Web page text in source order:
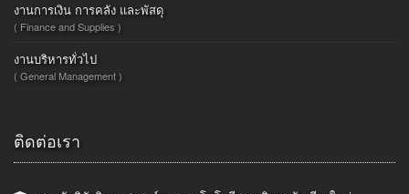
งานการเงิน การคลัง และพัสดุ
( Finance and Supplies )
งานบริหารทั่วไป
( General Management )
ติดต่อเรา